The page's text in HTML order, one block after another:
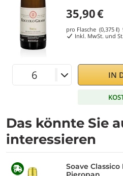
35,90€
pro Flasche (0,375 ℓ)
Inkl. MwSt. und St.
IN
Das könnte Sie
interessieren
Soave